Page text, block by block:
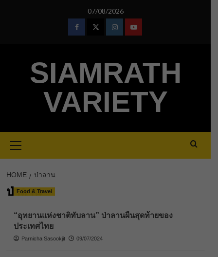
07/08/2026
FacebookTwitterInstagramYoutube
SIAMRATH
VARIETY
Menu
HOME ป่าลาน
ป่าลาน
Food & Travel
“อุทยานแห่งชาติทับลาน” ป่าลานผืนสุดท้ายของ
ประเทศไทย
Parnicha Sasookjit 09/07/2024